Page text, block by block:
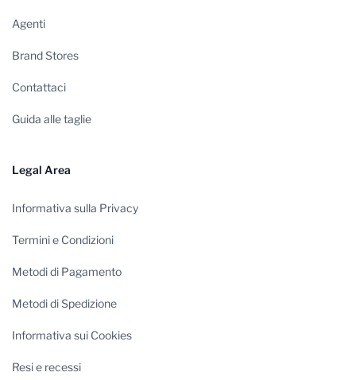
Agenti
Brand Stores
Contattaci
Guida alle taglie
Legal Area
Informativa sulla Privacy
Termini e Condizioni
Metodi di Pagamento
Metodi di Spedizione
Informativa sui Cookies
Resi e recessi